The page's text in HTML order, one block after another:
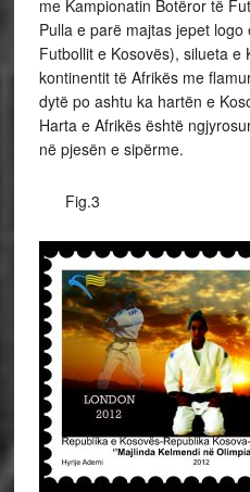
me Kampionatin Botëror të
Pulla e parë majtas jepet
Futbollit e Kosovës), silueta e
kontinentit të Afrikës me
dytë po ashtu ka hartën e
Harta e Afrikës është
në pjesën e sipërme.
Fig.3